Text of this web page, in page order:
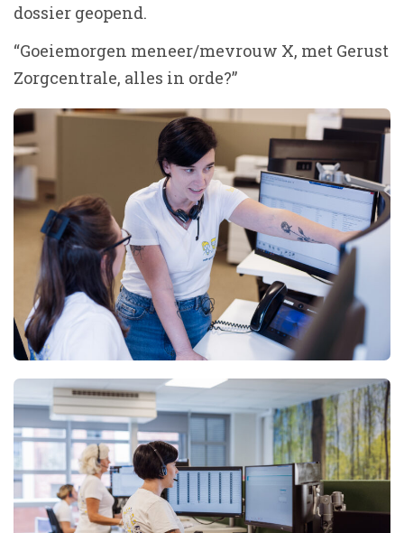
dossier geopend.
“Goeiemorgen meneer/mevrouw X, met Gerust
Zorgcentrale, alles in orde?”